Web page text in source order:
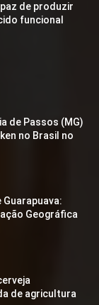
de produzir
funcional
de Passos (MG)
no Brasil no
Geográfica
de agricultura